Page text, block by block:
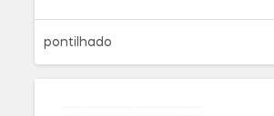
pontilhado